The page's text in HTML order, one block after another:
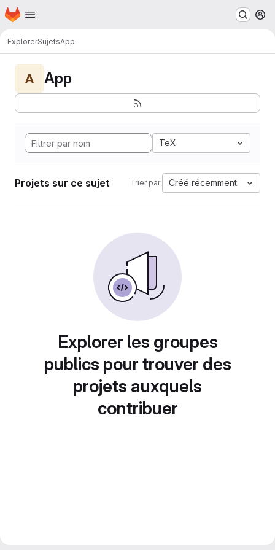
Passer au contenu principal
Page d'accueil
ExplorerSujetsApp
A App
TeX
Projets sur ce sujet Trier par: Créé récemment
Explorer les groupes
publics pour trouver des
projets auxquels
contribuer